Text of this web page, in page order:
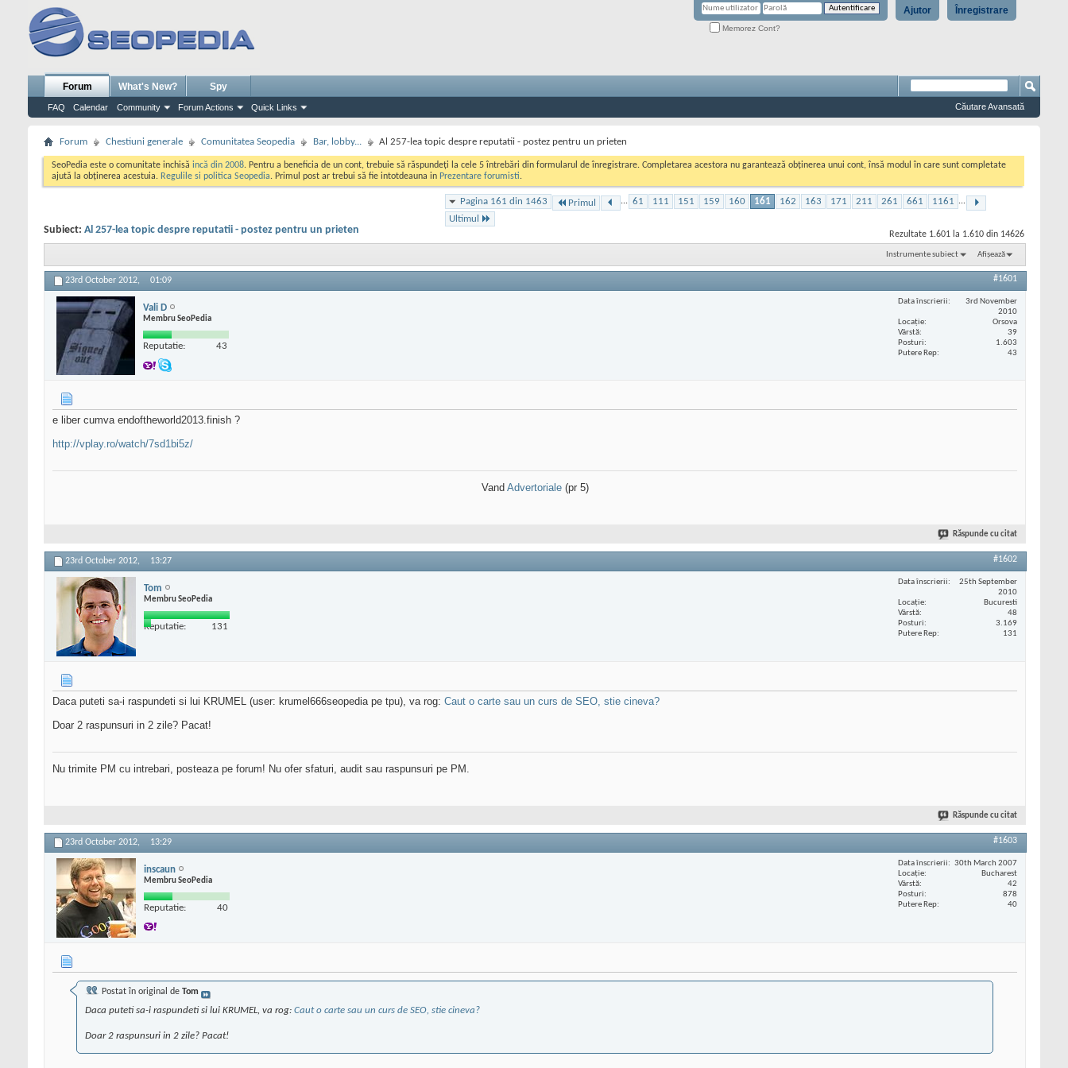
Înregistrare
Ajutor
Memorez Cont?
Forum
FAQ Calendar Community Forum Actions Quick Links
What's New? Spy
Căutare Avansată
Forum Chestiuni generale Comunitatea Seopedia Bar, lobby... Al 257-lea topic despre reputatii - postez pentru un prieten
SeoPedia este o comunitate inchisă incă din 2008. Pentru a beneficia de un cont, trebuie să răspundeți la cele 5 întrebări din formularul de înregistrare. Completarea acestora nu garantează obținerea unui cont, însă modul în care sunt completate
ajută la obținerea acestuia. Regulile si politica Seopedia. Primul post ar trebui să fie intotdeauna in Prezentare forumisti.
Pagina 161 din 1463 Primul ... 61 111 151 159 160 161 162 163 171 211 261 661 1161 ...
Ultimul
Rezultate 1.601 la 1.610 din 14626
Subiect: Al 257-lea topic despre reputatii - postez pentru un prieten
Instrumente subiect Afișează
23rd October 2012, 01:09 #1601
Vali D
Membru SeoPedia
Reputatie: 43
Data înscrierii
3rd November
2010
Locaţie
Orsova
Vârstă
39
Posturi
1.603
Putere Rep
43
e liber cumva endoftheworld2013.finish ?
http://vplay.ro/watch/7sd1bi5z/
Vand Advertoriale (pr 5)
Răspunde cu citat
23rd October 2012, 13:27 #1602
Tom
Membru SeoPedia
Reputatie: 131
Data înscrierii
25th September
2010
Locaţie
Bucuresti
Vârstă
48
Posturi
3.169
Putere Rep
131
Daca puteti sa-i raspundeti si lui KRUMEL (user: krumel666seopedia pe tpu), va rog: Caut o carte sau un curs de SEO, stie cineva?
Doar 2 raspunsuri in 2 zile? Pacat!
Nu trimite PM cu intrebari, posteaza pe forum! Nu ofer sfaturi, audit sau raspunsuri pe PM.
Răspunde cu citat
23rd October 2012, 13:29 #1603
inscaun
Membru SeoPedia
Reputatie: 40
Data înscrierii
30th March 2007
Locaţie
Bucharest
Vârstă
42
Posturi
878
Putere Rep
40
Postat în original de Tom
Daca puteti sa-i raspundeti si lui KRUMEL, va rog: Caut o carte sau un curs de SEO, stie cineva?
Doar 2 raspunsuri in 2 zile? Pacat!